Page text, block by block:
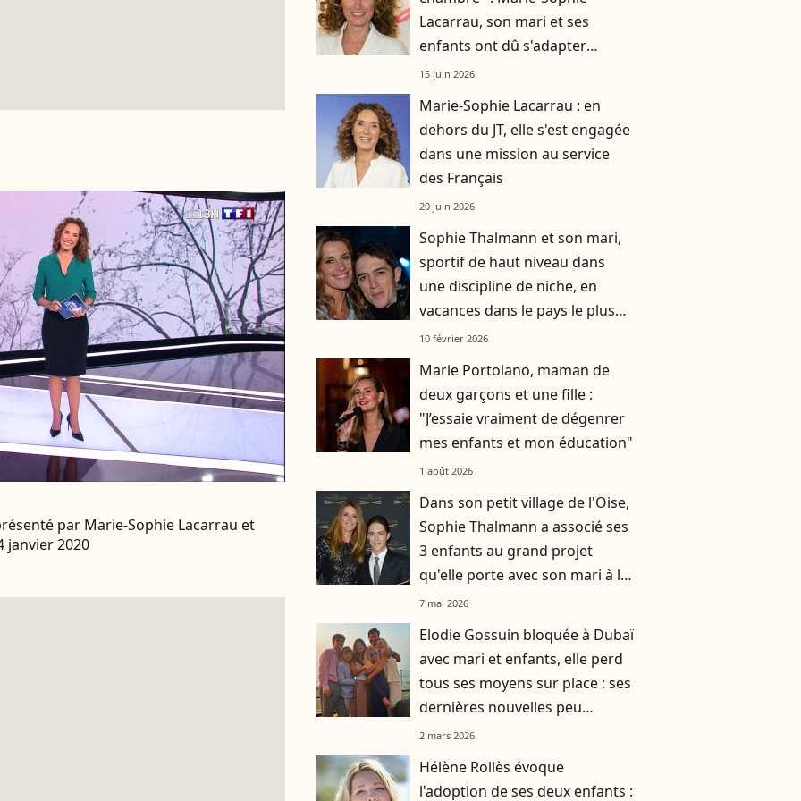
par Marie-Sophie Lacarrau et
janvier 2020
Lacarrau, son mari et ses
enfants ont dû s'adapter
pendant sa convalescence
15 juin 2026
Marie-Sophie Lacarrau : en
dehors du JT, elle s'est engagée
dans une mission au service
des Français
20 juin 2026
Sophie Thalmann et son mari,
sportif de haut niveau dans
une discipline de niche, en
vacances dans le pays le plus
heureux de monde, leurs
10 février 2026
Marie Portolano, maman de
deux garçons et une fille :
"J’essaie vraiment de dégenrer
mes enfants et mon éducation"
1 août 2026
Dans son petit village de l'Oise,
Sophie Thalmann a associé ses
3 enfants au grand projet
qu'elle porte avec son mari à la
renommée internationale
7 mai 2026
Elodie Gossuin bloquée à Dubaï
avec mari et enfants, elle perd
tous ses moyens sur place : ses
dernières nouvelles peu
réjouissantes
2 mars 2026
Hélène Rollès évoque
l'adoption de ses deux enfants :